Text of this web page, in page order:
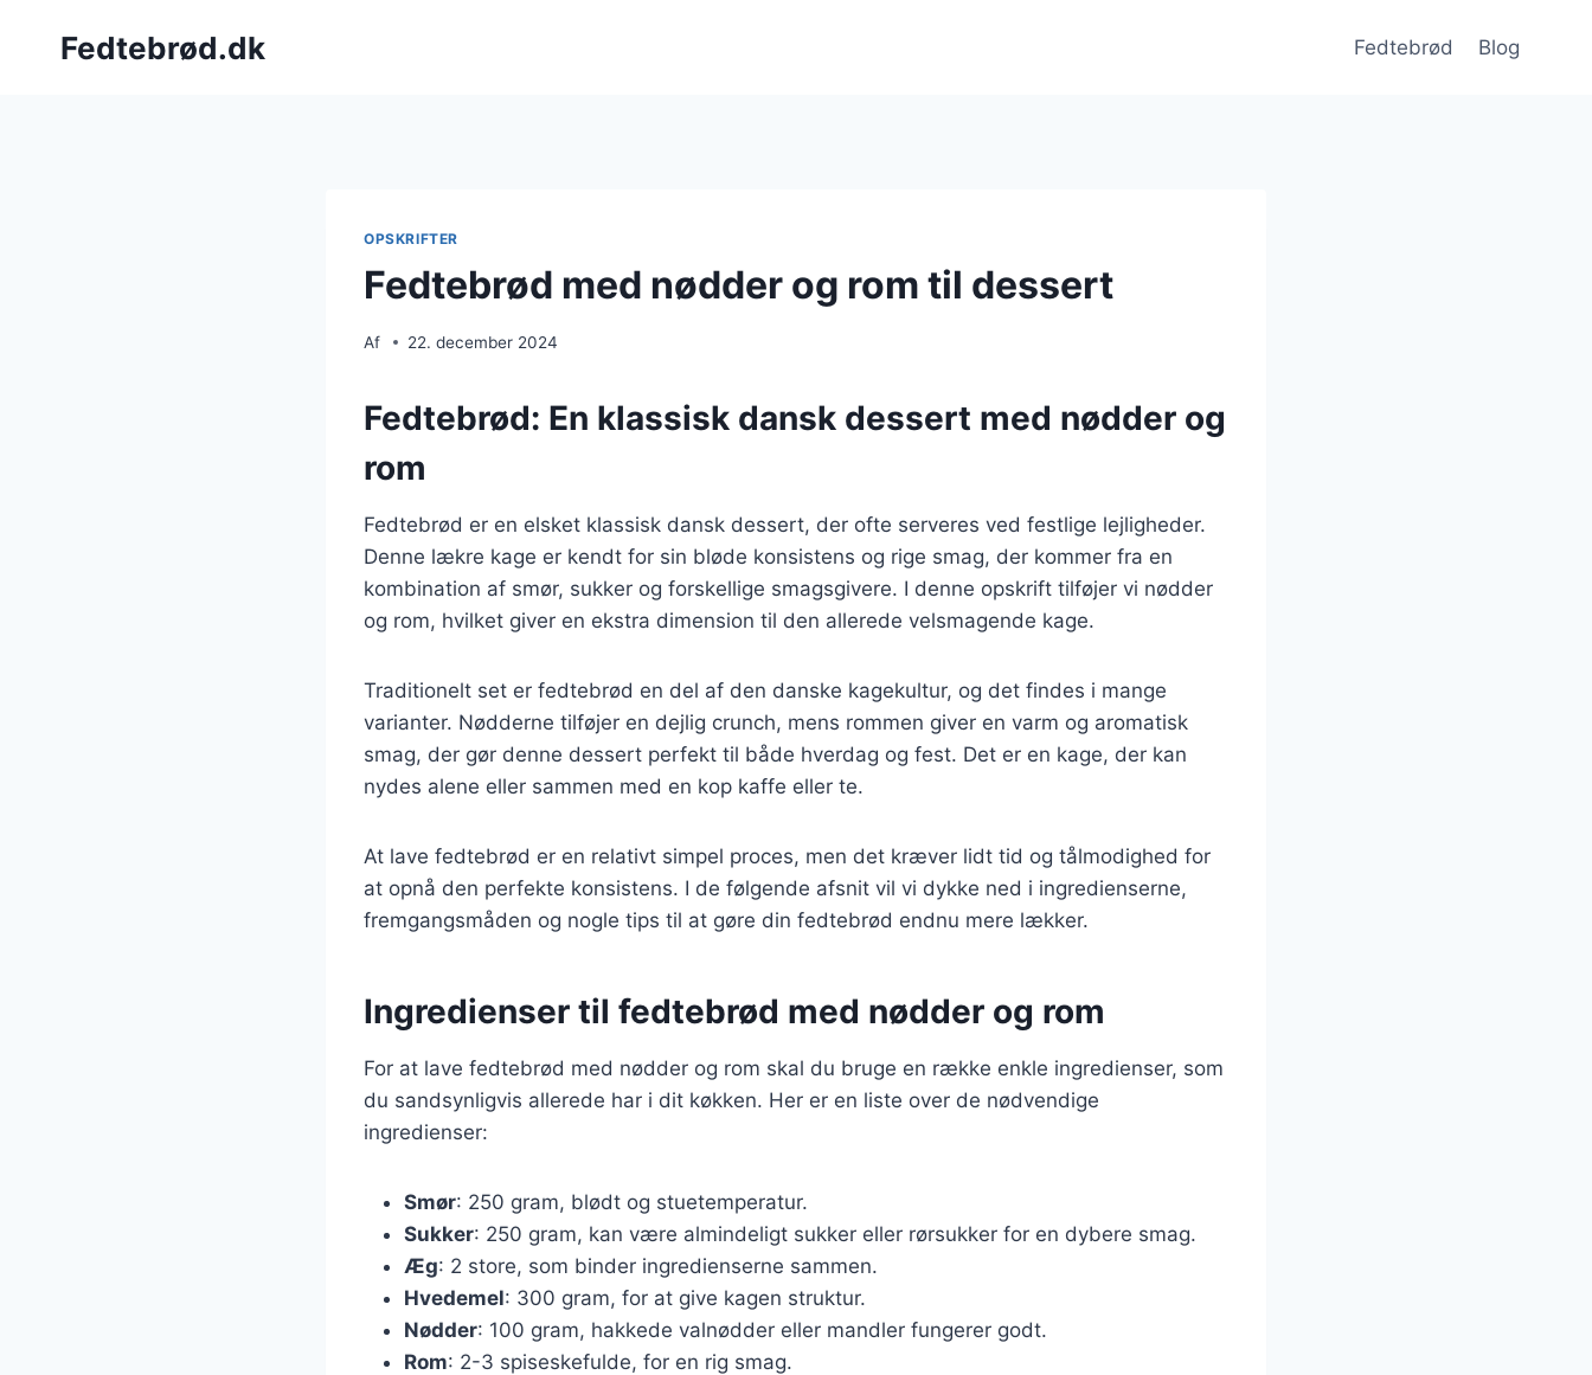
Fedtebrød.dk Fedtebrød Blog
OPSKRIFTER
Fedtebrød med nødder og rom til dessert
Af 22. december 2024
Fedtebrød: En klassisk dansk dessert med nødder og
rom
Fedtebrød er en elsket klassisk dansk dessert, der ofte serveres ved festlige lejligheder.
Denne lækre kage er kendt for sin bløde konsistens og rige smag, der kommer fra en
kombination af smør, sukker og forskellige smagsgivere. I denne opskrift tilføjer vi nødder
og rom, hvilket giver en ekstra dimension til den allerede velsmagende kage.
Traditionelt set er fedtebrød en del af den danske kagekultur, og det findes i mange
varianter. Nødderne tilføjer en dejlig crunch, mens rommen giver en varm og aromatisk
smag, der gør denne dessert perfekt til både hverdag og fest. Det er en kage, der kan
nydes alene eller sammen med en kop kaffe eller te.
At lave fedtebrød er en relativt simpel proces, men det kræver lidt tid og tålmodighed for
at opnå den perfekte konsistens. I de følgende afsnit vil vi dykke ned i ingredienserne,
fremgangsmåden og nogle tips til at gøre din fedtebrød endnu mere lækker.
Ingredienser til fedtebrød med nødder og rom
For at lave fedtebrød med nødder og rom skal du bruge en række enkle ingredienser, som
du sandsynligvis allerede har i dit køkken. Her er en liste over de nødvendige
ingredienser:
Smør: 250 gram, blødt og stuetemperatur.
Sukker: 250 gram, kan være almindeligt sukker eller rørsukker for en dybere smag.
Æg: 2 store, som binder ingredienserne sammen.
Hvedemel: 300 gram, for at give kagen struktur.
Nødder: 100 gram, hakkede valnødder eller mandler fungerer godt.
Rom: 2-3 spiseskefulde, for en rig smag.